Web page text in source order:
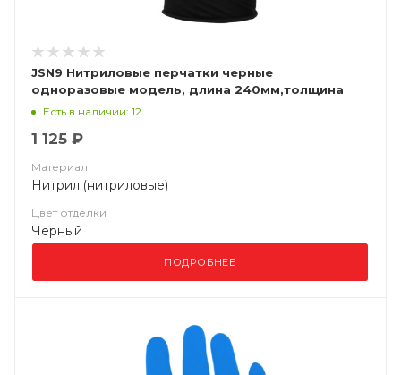
JSN9 Нитриловые перчатки черные
одноразовые модель, длина 240мм,толщина
0,15мм
Есть в наличии: 12
1 125 ₽
Материал
Нитрил (нитриловые)
Цвет отделки
Черный
ПОДРОБНЕЕ